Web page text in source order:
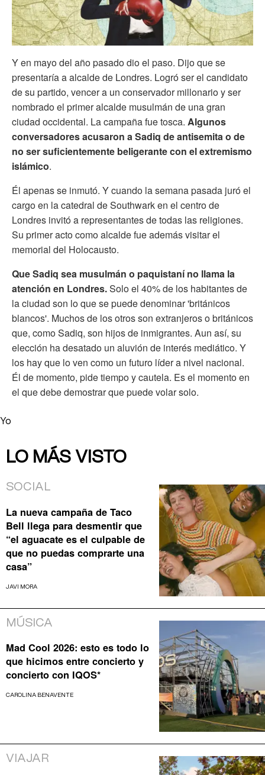
Y en mayo del año pasado dio el paso. Dijo que se
presentaría a alcalde de Londres. Logró ser el candidato
de su partido, vencer a un conservador millonario y ser
nombrado el primer alcalde musulmán de una gran
ciudad occidental. La campaña fue tosca. Algunos
conversadores acusaron a Sadiq de antisemita o de
no ser suficientemente beligerante con el extremismo
islámico.
Él apenas se inmutó. Y cuando la semana pasada juró el
cargo en la catedral de Southwark en el centro de
Londres invitó a representantes de todas las religiones.
Su primer acto como alcalde fue además visitar el
memorial del Holocausto.
Que Sadiq sea musulmán o paquistaní no llama la
atención en Londres.Solo el 40% de los habitantes de
la ciudad son lo que se puede denominar 'británicos
blancos'. Muchos de los otros son extranjeros o británicos
que, como Sadiq, son hijos de inmigrantes. Aun así, su
elección ha desatado un aluvión de interés mediático. Y
los hay que lo ven como un futuro líder a nivel nacional.
Él de momento, pide tiempo y cautela. Es el momento en
el que debe demostrar que puede volar solo.
Yo
LO MÁS VISTO
SOCIAL
La nueva campaña de Taco
Bell llega para desmentir que
“el aguacate es el culpable de
que no puedas comprarte una
casa”
JAVI MORA
MÚSICA
Mad Cool 2026: esto es todo lo
que hicimos entre concierto y
concierto con IQOS*
CAROLINA BENAVENTE
VIAJAR